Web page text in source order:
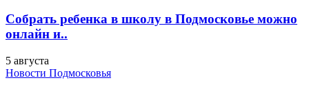
Собрать ребенка в школу в Подмосковье можно
онлайн и..
5 августа
Новости Подмосковья